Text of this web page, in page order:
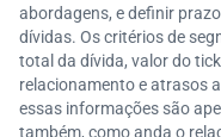
abordagens, e definir
dívidas. Os critérios de
total da dívida, valor do
relacionamento e atrasos
essas informações são
também, como anda o